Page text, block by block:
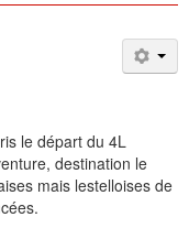
le départ du 4L
destination le
mais lestelloises de